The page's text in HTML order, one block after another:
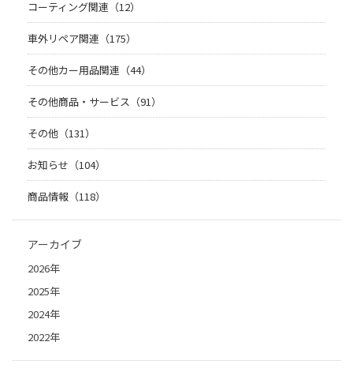
コーティング関連（12）
車外リペア関連（175）
その他カー用品関連（44）
その他商品・サービス（91）
その他（131）
お知らせ（104）
商品情報（118）
アーカイブ
2026年
2025年
2024年
2022年